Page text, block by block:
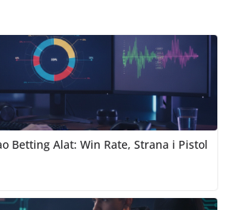
Betting Alat: Win Rate, Strana i Pistol